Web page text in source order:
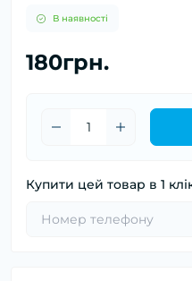
В наявності
180грн.
Купити цей товар в 1